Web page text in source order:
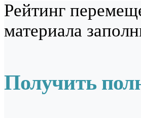
Рейтинг
материала
Получить